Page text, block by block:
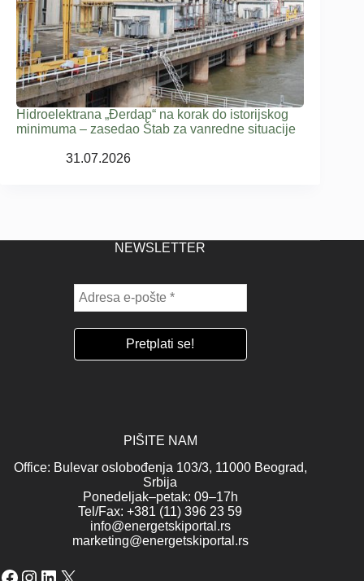
Hidroelektrana „Đerdap“ na korak do istorijskog
minimuma – zasedao Štab za vanredne situacije
31.07.2026
NEWSLETTER
PIŠITE NAM
Office: Bulevar oslobođenja 103/3, 11000 Beograd,
Srbija
Ponedeljak–petak: 09–17h
Tel/Fax: +381 (11) 396 23 59
info@energetskiportal.rs
marketing@energetskiportal.rs
Facebook
Instagram
LinkedIn
X